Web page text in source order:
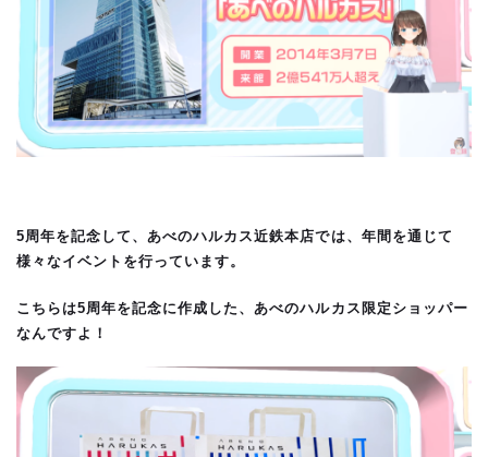
5周年を記念して、あべのハルカス近鉄本店では、年間を通じて
様々なイベントを行っています。
こちらは5周年を記念に作成した、あべのハルカス限定ショッパー
なんですよ！